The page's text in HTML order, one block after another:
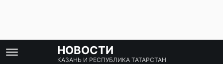
НОВОСТИ
КАЗАНЬ И РЕСПУБЛИКА ТАТАРСТАН